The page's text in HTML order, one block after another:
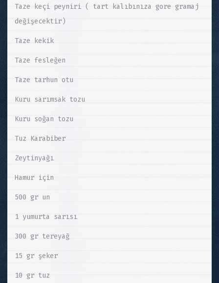
Taze keçi peyniri ( tart kalıbınıza gore gramaj
değişecektir)
Taze kekik
Taze fesleğen
Taze tarhun otu
Kuru sarımsak tozu
Kuru soğan tozu
Tuz Karabiber
Zeytinyağı
Hamur için
500 gr un
1 yumurta sarısı
300 gr tereyağ
15 gr şeker
10 gr tuz